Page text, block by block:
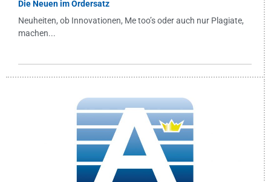
Die Neuen im Ordersatz
Neuheiten, ob Innovationen, Me too’s oder auch nur Plagiate,
machen...